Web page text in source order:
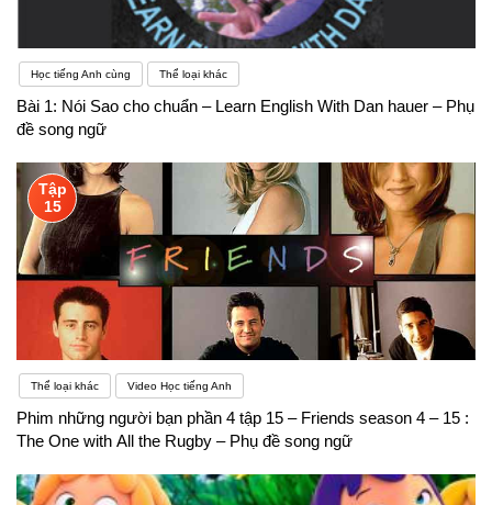
Học tiếng Anh cùng Thể loại khác
Bài 1: Nói Sao cho chuẩn – Learn English With Dan hauer – Phụ
đề song ngữ
Tập
15
Thể loại khác Video Học tiếng Anh
Phim những người bạn phần 4 tập 15 – Friends season 4 – 15 :
The One with All the Rugby – Phụ đề song ngữ